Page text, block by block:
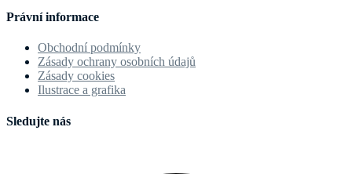
Právní informace
Obchodní podmínky
Zásady ochrany osobních údajů
Zásady cookies
Ilustrace a grafika
Sledujte nás